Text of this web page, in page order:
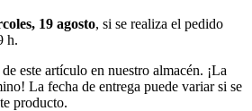
19 agosto, si se realiza el pedido
h.
este artículo en nuestro almacén. ¡La
La fecha de entrega puede variar si se
producto.